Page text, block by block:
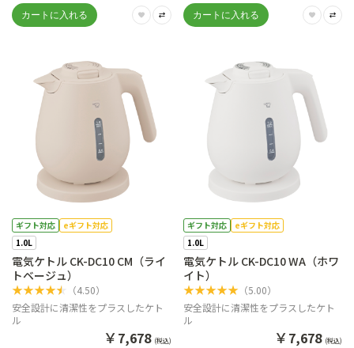
ギフト対応
eギフト対応
1.0L
電気ケトル CK-DC10 CM（ライ
トベージュ）
★★★★★ （4.50）
安全設計に清潔性をプラスしたケト
ル
￥7,678 (税込)
ギフト対応
eギフト対応
1.0L
電気ケトル CK-DC10 WA（ホワ
イト）
★★★★★（5.00）
安全設計に清潔性をプラスしたケト
ル
￥7,678 (税込)